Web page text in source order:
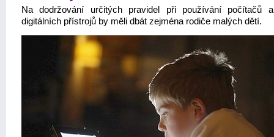
Na dodržování určitých pravidel při používání počítačů
digitálních přístrojů by měli dbát zejména rodiče malých dětí.